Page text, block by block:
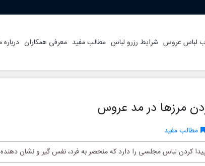
لباس عروس شرایط رزرو لباس مطالب مفید معرفی همکاران درباره
مرزها در مد عروس
مطالب مفید
کردن لباس مجلسی را دارد که منحصر به فرد، نفس گیر و نشان